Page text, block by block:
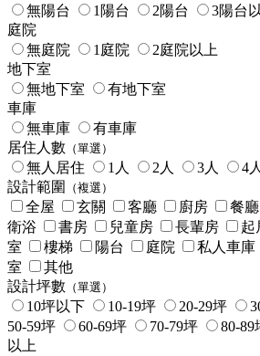
無陽台
1陽台 2陽台
3陽台
庭院
無庭院
1庭院
2庭院以上
地下室
無地下室
有地下室
車庫
無車庫
有車庫
居住人數 （單選）
無人居住 1人 2人 3人 4人
設計範圍
（複選）
全屋 玄關 客廳 廚房 餐廳
衛浴
書房 兒童房 長輩房 起
室
樓梯 陽台 庭院 私人車庫
室
其他
設計坪數 （單選）
10坪以下 10-19坪 20-29坪
50-59坪
60-69坪 70-79坪 80-89
以上